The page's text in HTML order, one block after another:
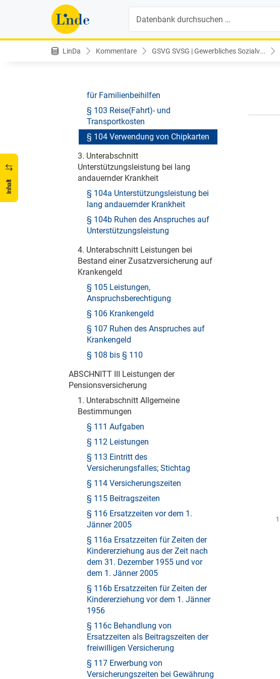
LinDa Kommentare GSVG SVSG | Gewerbliches Sozialv...
Inhalt
§ 102a Betriebshilfe (Wochengeld)
§ 102b Zusammentreffen von
Ansprüchen auf Wochengeld und
Unterstützungsleistung
für Familienbeihilfen
§ 103 Reise(Fahrt)- und
Transportkosten
§ 104 Verwendung von Chipkarten
3. Unterabschnitt
Unterstützungsleistung bei lang
andauernder Krankheit
§ 104a Unterstützungsleistung bei
lang andauernder Krankheit
§ 104b Ruhen des Anspruches auf
Unterstützungsleistung
4. Unterabschnitt Leistungen bei
Bestand einer Zusatzversicherung auf
Krankengeld
§ 105 Leistungen,
Anspruchsberechtigung
§ 106 Krankengeld
§ 107 Ruhen des Anspruches auf
Krankengeld
§ 108 bis § 110
ABSCHNITT III Leistungen der
Pensionsversicherung
1. Unterabschnitt Allgemeine
Bestimmungen
§ 111 Aufgaben
§ 112 Leistungen
§ 113 Eintritt des
Versicherungsfalles; Stichtag
§ 114 Versicherungszeiten
§ 115 Beitragszeiten
§ 116 Ersatzzeiten vor dem 1.
Jänner 2005
§ 116a Ersatzzeiten für Zeiten der
Kindererziehung aus der Zeit nach
dem 31. Dezember 1955 und vor
dem 1. Jänner 2005
§ 116b Ersatzzeiten für Zeiten der
Kindererziehung vor dem 1. Jänner
1956
§ 116c Behandlung von
Ersatzzeiten als Beitragszeiten der
freiwilligen Versicherung
§ 117 Erwerbung von
Versicherungszeiten bei Gewährung
1